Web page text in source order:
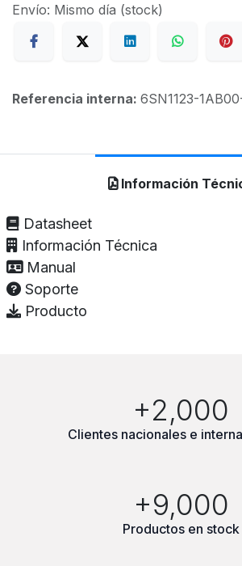
Envío: Mismo día (stock)
Referencia interna: 6SN1123-
Información
Datasheet
Información Técnica
Manual
Soporte
Producto
+2,000
Clientes nacionales e
+9,000
Productos en stock